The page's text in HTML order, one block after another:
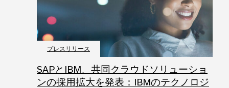
プレスリリース
SAPとIBM、共同クラウドソリューショ
ンの採用拡大を発表：IBMのテクノロジ